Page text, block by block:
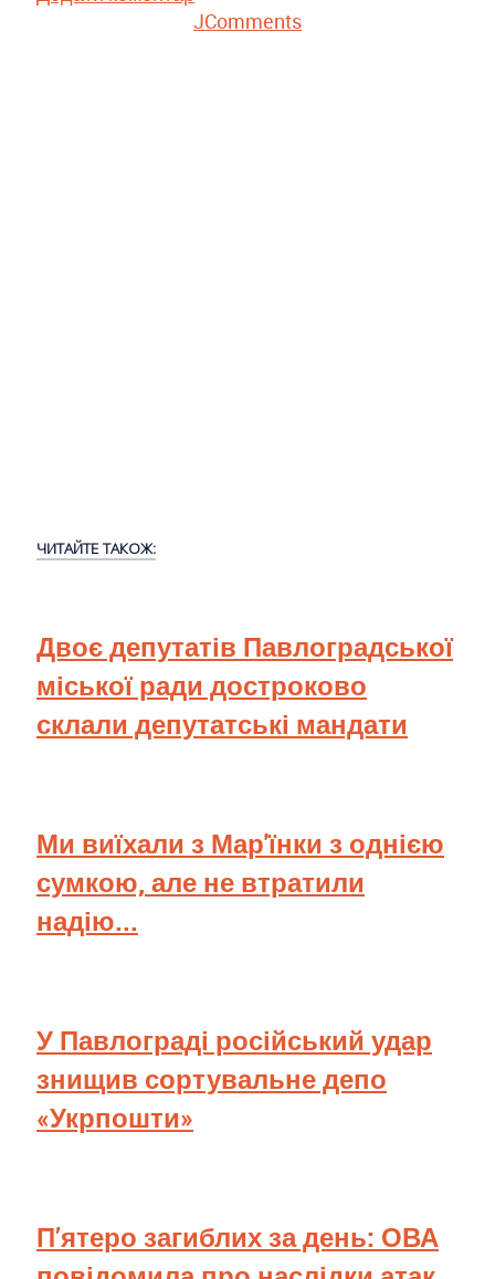
JComments
ЧИТАЙТЕ ТАКОЖ:
Двоє депутатів Павлоградської
міської ради достроково
склали депутатські мандати
Ми виїхали з Мар'їнки з однією
сумкою, але не втратили
надію...
У Павлограді російський удар
знищив сортувальне депо
«Укрпошти»
П’ятеро загиблих за день: ОВА